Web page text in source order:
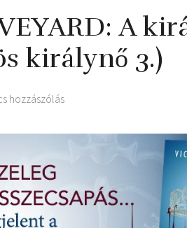
A
királynő 3.)
hozzászólás